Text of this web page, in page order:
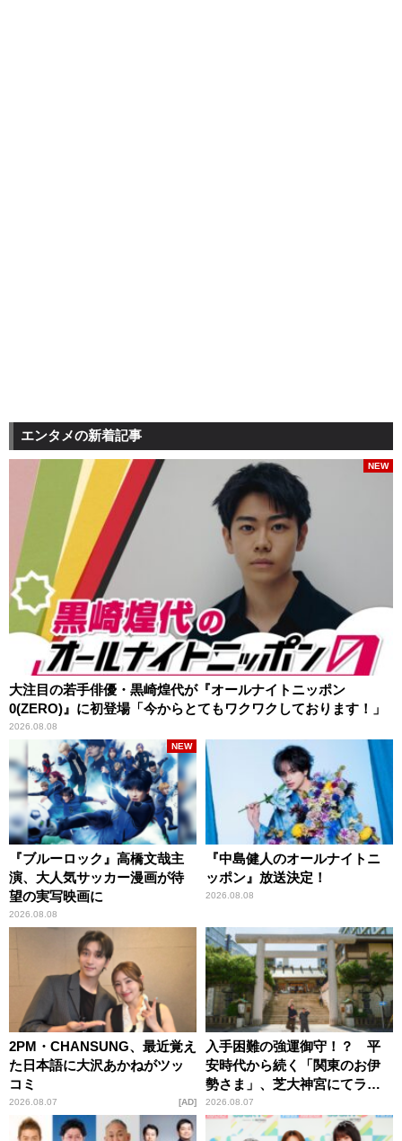
エンタメの新着記事
大注目の若手俳優・黒崎煌代が『オールナイトニッポン
0(ZERO)』に初登場「今からとてもワクワクしております！」
2026.08.08
NEW
『ブルーロック』高橋文哉主
演、大人気サッカー漫画が待
望の実写映画に
2026.08.08
NEW
『中島健人のオールナイトニ
ッポン』放送決定！
2026.08.08
2PM・CHANSUNG、最近覚え
た日本語に大沢あかねがツッ
コミ
2026.08.07 AD
入手困難の強運御守！？ 平
安時代から続く「関東のお伊
勢さま」、芝大神宮にてラン
パンプスが合格祈願！
2026.08.07